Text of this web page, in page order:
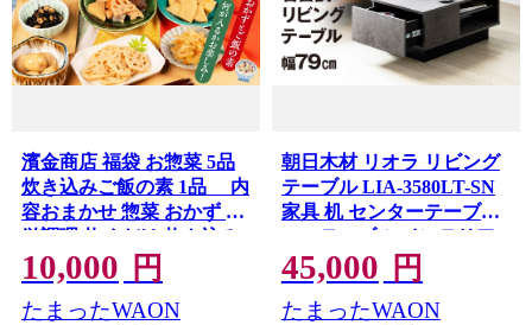
濱金商店 福袋 お惣菜 5品
炊き込みご飯の素 1品 内
容おまかせ 惣菜 おかず 簡
単調理 炊くだけ 炊き込み
ご飯 味ご飯 たけのこ れん
こん とうもろこし きのこ
筑前煮 常温保存 10000円
10,000 円
たまったWAON
朝日木材 リオラ リビング
テーブル LIA-3580LT-SN
家具 机 センターテーブル
ローテーブル インテリア
収納付き 大容量 北欧 モダ
ン ナチュラル 韓国風 シン
プル おしゃれ 隠せる収納
45,000 円
たまったWAON